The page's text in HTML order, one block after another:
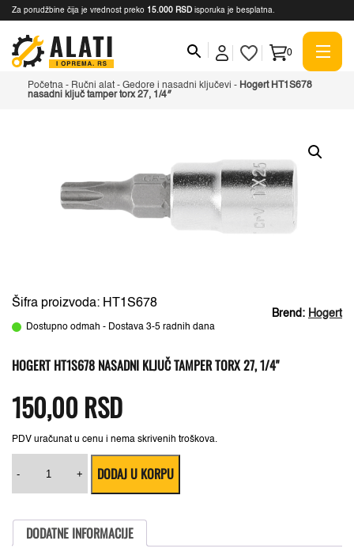
Za porudžbine čija je vrednost preko 15.000 RSD isporuka je besplatna.
0
Početna - Ručni alat - Gedore i nasadni ključevi - Hogert HT1S678
nasadni ključ tamper torx 27, 1/4″
Brend: Hogert
Šifra proizvoda: HT1S678
Dostupno odmah - Dostava 3-5 radnih dana
HOGERT HT1S678 NASADNI KLJUČ TAMPER TORX 27, 1/4"
150,00 RSD
PDV uračunat u cenu i nema skrivenih troškova.
-
HT1S678
ključ
torx
27,
+ DODAJ U KORPU
DODATNE INFORMACIJE